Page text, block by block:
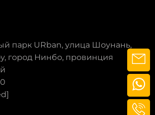
парк URban, улица Шоунань,
город Нинбо, провинция